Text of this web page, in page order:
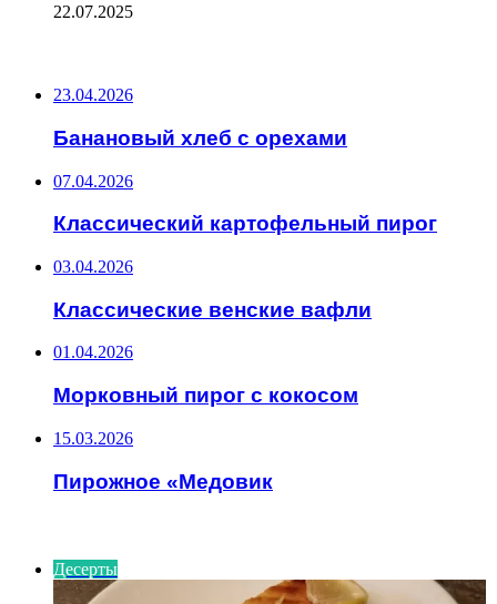
22.07.2025
23.04.2026
Банановый хлеб с орехами
07.04.2026
Классический картофельный пирог
03.04.2026
Классические венские вафли
01.04.2026
Морковный пирог с кокосом
15.03.2026
Пирожное «Медовик
Десерты